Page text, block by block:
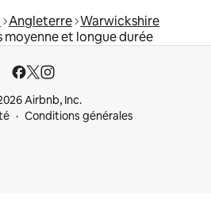
Angleterre Warwickshire
moyenne et longue durée
Airbnb, Inc.
Conditions générales